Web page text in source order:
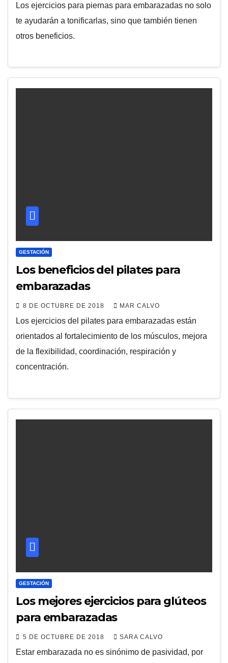
Los ejercicios para piernas para embarazadas no solo
te ayudarán a tonificarlas, sino que también tienen
otros beneficios.
GESTACIÓN
Los beneficios del pilates para
embarazadas
8 DE OCTUBRE DE 2018 MAR CALVO
Los ejercicios del pilates para embarazadas están
orientados al fortalecimiento de los músculos, mejora
de la flexibilidad, coordinación, respiración y
concentración.
GESTACIÓN
Los mejores ejercicios para glúteos
para embarazadas
5 DE OCTUBRE DE 2018 SARA CALVO
Estar embarazada no es sinónimo de pasividad, por